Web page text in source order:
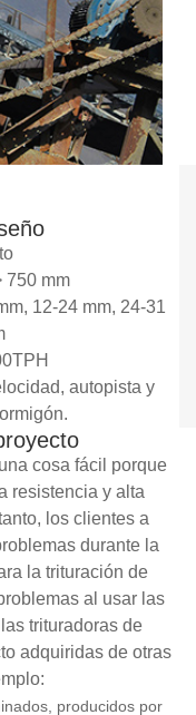
750 mm
12-24 mm, 24-31
autopista y
cosa fácil porque
resistencia y alta
los clientes a
durante la
la trituración de
al usar las
trituradoras de
adquiridas de otras
producidos por